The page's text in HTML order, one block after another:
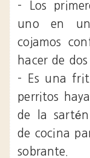
- Los
uno en
cojamos
hacer de
- Es una
perritos
de la sartén
de cocina
sobrante.